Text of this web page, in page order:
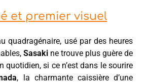
et premier visuel
quadragénaire, usé par des heures
Sasaki ne trouve plus guère de
quotidien, si ce n’est dans le sourire
, la charmante caissière d’une